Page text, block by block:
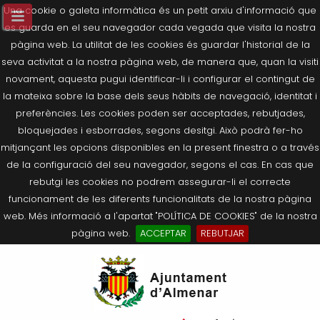
Una cookie o galeta informàtica és un petit arxiu d'informació que
es guarda en el seu navegador cada vegada que visita la nostra
pàgina web. La utilitat de les cookies és guardar l'historial de la
seva activitat a la nostra pàgina web, de manera que, quan la visiti
novament, aquesta pugui identificar-li i configurar el contingut de
la mateixa sobre la base dels seus hàbits de navegació, identitat i
preferències. Les cookies poden ser acceptades, rebutjades,
bloquejades i esborrades, segons desitgi. Això podrà fer-ho
mitjançant les opcions disponibles en la present finestra o a través
de la configuració del seu navegador, segons el cas. En cas que
rebutgi les cookies no podrem assegurar-li el correcte
funcionament de les diferents funcionalitats de la nostra pàgina
web. Més informació a l'apartat "POLÍTICA DE COOKIES" de la nostra
pàgina web.
ACCEPTAR
REBUTJAR
Salutació de l’Alcaldessa
Composició Consistori
Agricultura, Ramaderia i Medi
Què és la Seu Electrònica?
Últimes publicacions